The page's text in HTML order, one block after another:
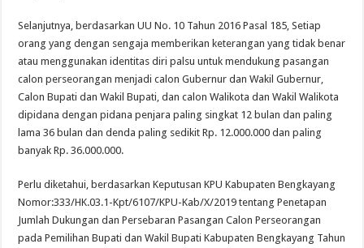
Selanjutnya, berdasarkan UU No. 10 Tahun 2016 Pasal 185, Setiap
orang yang dengan sengaja memberikan keterangan yang tidak benar
atau menggunakan identitas diri palsu untuk mendukung pasangan
calon perseorangan menjadi calon Gubernur dan Wakil Gubernur,
Calon Bupati dan Wakil Bupati, dan calon Walikota dan Wakil Walikota
dipidana dengan pidana penjara paling singkat 12 bulan dan paling
lama 36 bulan dan denda paling sedikit Rp. 12.000.000 dan paling
banyak Rp. 36.000.000.
Perlu diketahui, berdasarkan Keputusan KPU Kabupaten Bengkayang
Nomor:333/HK.03.1-Kpt/6107/KPU-Kab/X/2019 tentang Penetapan
Jumlah Dukungan dan Persebaran Pasangan Calon Perseorangan
pada Pemilihan Bupati dan Wakil Bupati Kabupaten Bengkayang Tahun